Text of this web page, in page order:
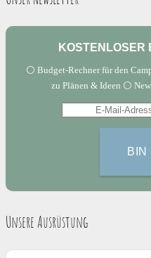
KOSTENLOSER
⚪️ Budget-Rechner für den
zu Plänen & Ideen ⚪️
Unsere Ausrüstung